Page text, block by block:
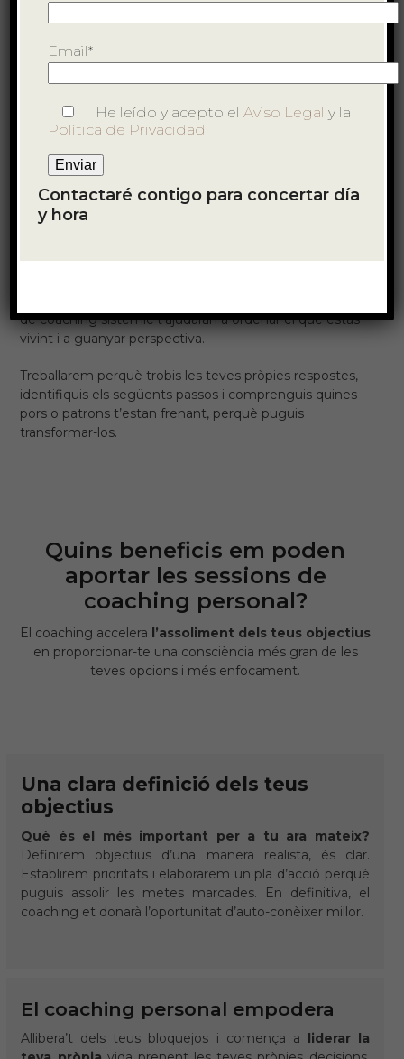
Coaching Personal Sistèmic
T’acompanyo a definir i aconseguir els teus objectius
personals amb major claredat i coherència.
Si estàs en un moment de cerca, vols continuar
de coaching sistèmic t’ajudaran a ordenar el que estàs
vivint i a guanyar perspectiva.
Treballarem perquè trobis les teves pròpies respostes,
identifiquis els següents passos i comprenguis quines
pors o patrons t’estan frenant, perquè puguis
transformar-los.
Quins beneficis em poden
aportar les sessions de
coaching personal?
El coaching accelera l’assoliment dels teus objectius
en proporcionar-te una consciència més gran de les
teves opcions i més enfocament.
Una clara definició dels teus
objectius
Què és el més important per a tu ara mateix?
Definirem objectius d’una manera realista, és clar.
Establirem prioritats i elaborarem un pla d’acció perquè
puguis assolir les metes marcades. En definitiva, el
coaching et donarà l’oportunitat d’auto-conèixer millor.
El coaching personal empodera
Allibera’t dels teus bloquejos i comença a liderar la
Email*
He leído y acepto el Aviso Legal y la
Política de Privacidad
Contactaré contigo para concertar día
y hora